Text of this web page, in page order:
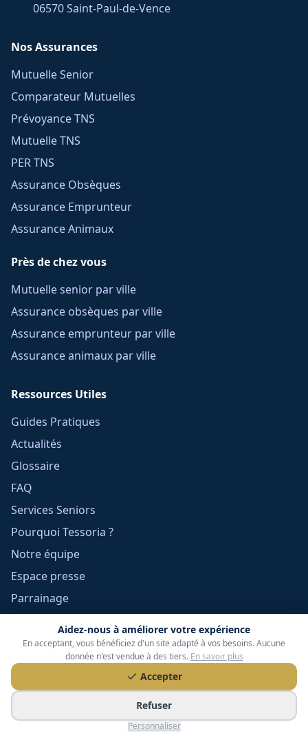
Aidez-nous à améliorer votre expérience
En acceptant, vous bénéficiez d'un site adapté à vos besoins. Aucune
donnée n'est vendue à des tiers. En savoir plus
Accepter
Refuser
Personnaliser
06570 Saint-Paul-de-Vence
Nos Assurances
Mutuelle Senior
Comparateur Mutuelles
Prévoyance TNS
Mutuelle TNS
PER TNS
Assurance Obsèques
Assurance Emprunteur
Assurance Animaux
Près de chez vous
Mutuelle senior par ville
Assurance obsèques par ville
Assurance emprunteur par ville
Assurance animaux par ville
Ressources Utiles
Guides Pratiques
Actualités
Glossaire
FAQ
Services Seniors
Pourquoi Tessoria ?
Notre équipe
Espace presse
Parrainage
Informations légales
Mentions légales